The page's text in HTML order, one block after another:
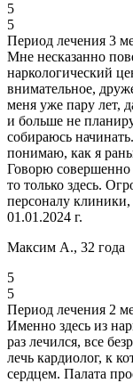
5
5
Период лечения 3
Мне несказанно
наркологический
внимательное,
меня уже пару лет,
и больше не
собираюсь
понимаю, как я
Говорю совершенно
то только здесь.
персоналу
01.01.2024 г.
Максим А., 32 года
5
5
Период лечения 2
Именно здесь из
раз лечился, все
лечь кардиолог, к
сердцем. Палата